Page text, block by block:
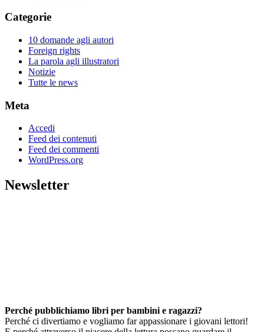
Categorie
10 domande agli autori
Foreign rights
La parola agli illustratori
Notizie
Tutte le news
Meta
Accedi
Feed dei contenuti
Feed dei commenti
WordPress.org
Newsletter
Perché pubblichiamo libri per bambini e ragazzi?
Perché ci divertiamo e vogliamo far appassionare i giovani lettori!